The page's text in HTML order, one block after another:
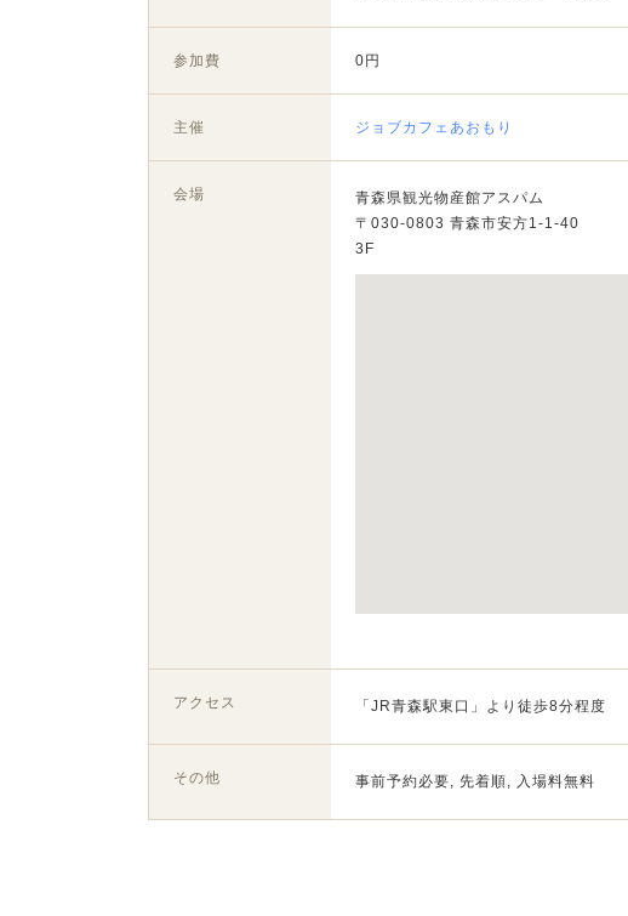
参加費 0円
主催 ジョブカフェあおもり
会場
青森県観光物産館アスパム
〒030-0803 青森市安方1-1-40
3F
アクセス 「JR青森駅東口」より徒歩8分程度
その他 事前予約必要, 先着順, 入場料無料